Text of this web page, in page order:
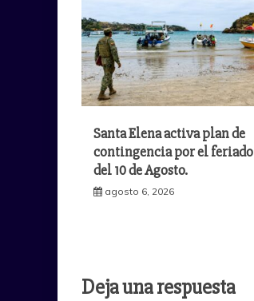
Santa Elena activa plan de
contingencia por el feriado
del 10 de Agosto.
agosto 6, 2026
Deja una respuesta